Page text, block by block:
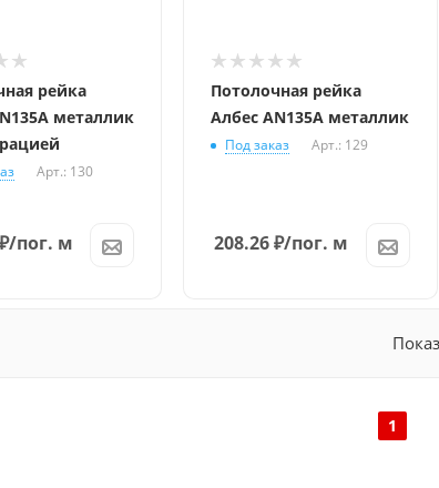
рейка
металлик
Арт.: 130
₽/пог. м
Потолочная рейка
Албес AN135A металлик
Под заказ Арт.: 129
208.26₽/пог. м
1